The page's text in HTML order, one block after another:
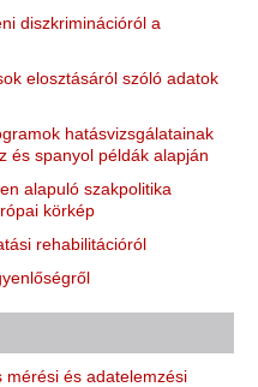
diszkriminációról a
elosztásáról szóló adatok
hatásvizsgálatainak
és spanyol példák alapján
alapuló szakpolitika
körkép
rehabilitációról
mérési és adatelemzési